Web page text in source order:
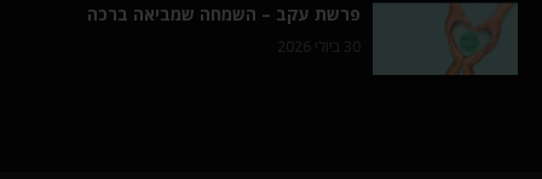
פרשת עקב – השמחה שמביאה ברכה